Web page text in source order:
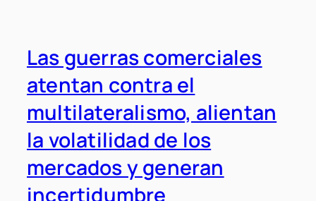
Las guerras comerciales
atentan contra el
multilateralismo, alientan
la volatilidad de los
mercados y generan
incertidumbre